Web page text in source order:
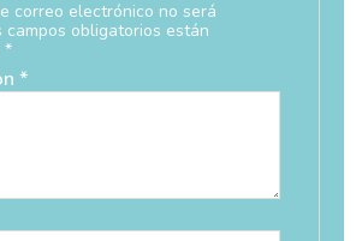
correo electrónico no será
campos obligatorios están
*
*